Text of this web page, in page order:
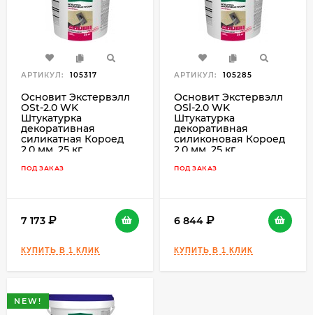
АРТИКУЛ: 105317
Основит Экстервэлл
OSt-2.0 WK
Штукатурка
декоративная
силикатная Короед
2,0 мм, 25 кг.
ПОД ЗАКАЗ
7 173
АРТИКУЛ: 105285
Основит Экстервэлл
OSl-2.0 WK
Штукатурка
декоративная
силиконовая Короед
2,0 мм, 25 кг.
ПОД ЗАКАЗ
6 844
NEW!